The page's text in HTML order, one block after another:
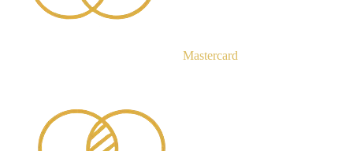
Mastercard